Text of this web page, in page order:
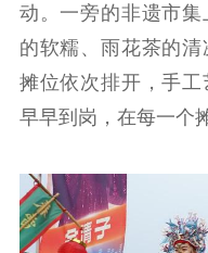
党建要闻
动。一旁的非遗市
的软糯、雨花茶的
摊位依次排开，手
早早到岗，在每一个